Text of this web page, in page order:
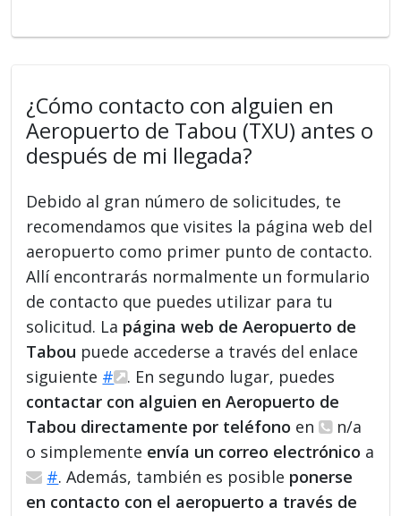
¿Cómo contacto con alguien en
Aeropuerto de Tabou (TXU) antes o
después de mi llegada?
Debido al gran número de solicitudes, te
recomendamos que visites la página web del
aeropuerto como primer punto de contacto.
Allí encontrarás normalmente un formulario
de contacto que puedes utilizar para tu
solicitud. La página web de Aeropuerto de
Tabou puede accederse a través del enlace
siguiente #
. En segundo lugar, puedes
contactar con alguien en Aeropuerto de
Tabou directamente por teléfono en
n/a
o simplemente envía un correo electrónico a
#. Además, también es posible ponerse
en contacto con el aeropuerto a través de